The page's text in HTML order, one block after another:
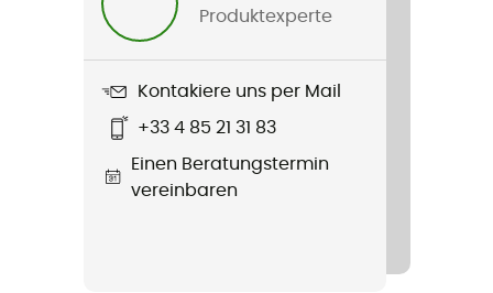
Origine Européenne Garantie
Produktexperte
Kontakiere uns per Mail
+33 4 85 21 31 83
Einen Beratungstermin
vereinbaren